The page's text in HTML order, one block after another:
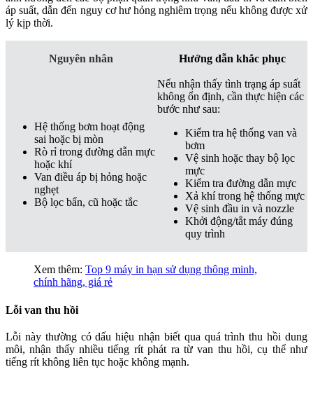
áp suất, dẫn đến nguy cơ hư hỏng nghiêm trọng nếu không được xử
lý kịp thời.
Nguyên nhân Hướng dẫn khắc phục
Hệ thống bơm hoạt động
sai hoặc bị mòn
Rò rỉ trong đường dẫn mực
hoặc khí
Van điều áp bị hỏng hoặc
nghẹt
Bộ lọc bẩn, cũ hoặc tắc
Nếu nhận thấy tình trạng áp suất
không ổn định, cần thực hiện các
bước như sau:
Kiểm tra hệ thống van và
bơm
Vệ sinh hoặc thay bộ lọc
mực
Kiểm tra đường dẫn mực
Xả khí trong hệ thống mực
Vệ sinh đầu in và nozzle
Khởi động/tắt máy đúng
quy trình
Xem thêm: Top 9 máy in hạn sử dụng thông minh,
chính hãng, giá rẻ
Lỗi van thu hồi
Lỗi này thường có dấu hiệu nhận biết qua quá trình thu hồi dung
môi, nhận thấy nhiều tiếng rít phát ra từ van thu hồi, cụ thể như
tiếng rít không liên tục hoặc không mạnh.